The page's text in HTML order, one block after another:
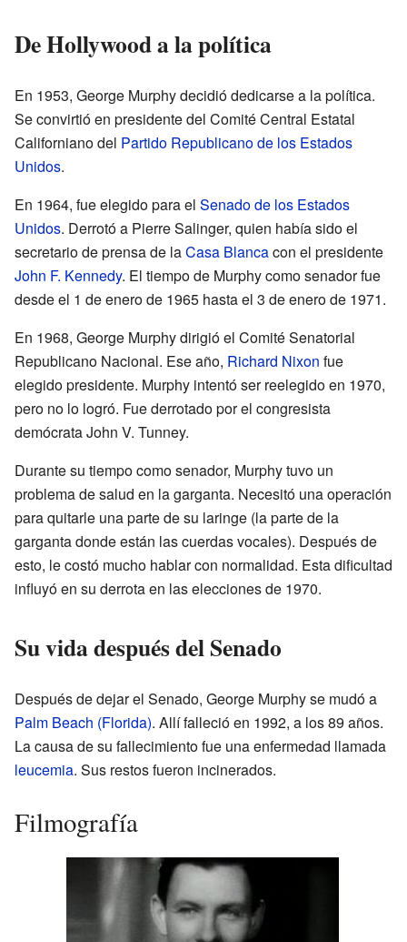
De Hollywood a la política
En 1953, George Murphy decidió dedicarse a la política.
Se convirtió en presidente del Comité Central Estatal
Californiano del Partido Republicano de los Estados
Unidos.
En 1964, fue elegido para el Senado de los Estados
Unidos. Derrotó a Pierre Salinger, quien había sido el
secretario de prensa de laCasa Blancacon el presidente
John F. Kennedy. El tiempo de Murphy como senador fue
desde el 1 de enero de 1965 hasta el 3 de enero de 1971.
En 1968, George Murphy dirigió el Comité Senatorial
Republicano Nacional. Ese año, Richard Nixon fue
elegido presidente. Murphy intentó ser reelegido en 1970,
pero no lo logró. Fue derrotado por el congresista
demócrata John V. Tunney.
Durante su tiempo como senador, Murphy tuvo un
problema de salud en la garganta. Necesitó una operación
para quitarle una parte de su laringe (la parte de la
garganta donde están las cuerdas vocales). Después de
esto, le costó mucho hablar con normalidad. Esta dificultad
influyó en su derrota en las elecciones de 1970.
Su vida después del Senado
Después de dejar el Senado, George Murphy se mudó a
Palm Beach (Florida). Allí falleció en 1992, a los 89 años.
La causa de su fallecimiento fue una enfermedad llamada
leucemia. Sus restos fueron incinerados.
Filmografía